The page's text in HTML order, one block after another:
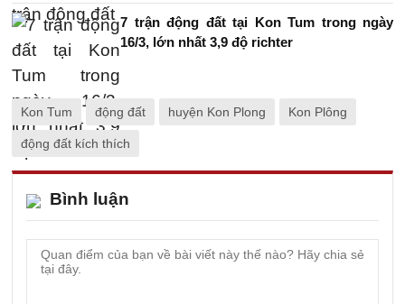
7 trận động đất tại Kon Tum trong ngày
16/3, lớn nhất 3,9 độ richter
Kon Tum động đất huyện Kon Plong Kon Plông
động đất kích thích
Bình luận